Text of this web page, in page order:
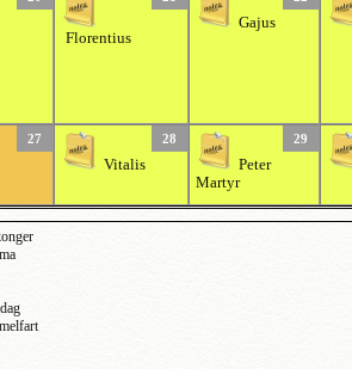
Florentius
Gajus
27 28
Vitalis
29
Peter
Martyr